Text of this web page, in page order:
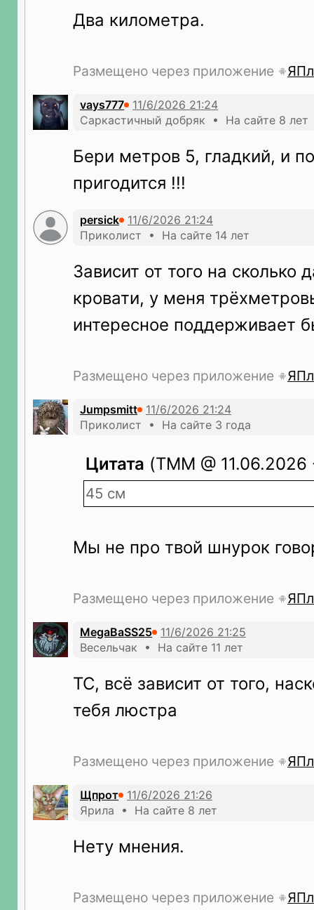
Два километра.
Размещено через приложение
vays777
Саркастичный добряк • На сайте 8 лет
Бери метров 5, гладкий, и
пригодится !!!
persick
Приколист • На сайте 14 лет
Зависит от того на сколько
кровати, у меня
интересное поддерживает
Размещено через приложение
Jumpsmitt
Приколист • На сайте 3 года
Цитата (TMM @
45 см
Мы не про твой шнурок
Размещено через приложение
MegaBaSS25
Весельчак • На сайте 11 лет
ТС, всё зависит от того,
тебя люстра
Размещено через приложение
Щпрот
Ярила • На сайте 8 лет
Нету мнения.
Размещено через приложение